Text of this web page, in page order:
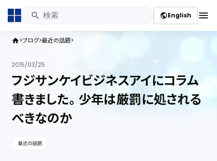
publicEnglish menu
home ブログ 最近の話題
2015/03/25
フジサンケイビジネスアイにコラム
書きました。 少年は厳罰に処される
べきなのか
最近の話題